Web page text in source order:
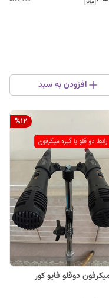
افزودن به سبد
%12
دوقلو فایو کور